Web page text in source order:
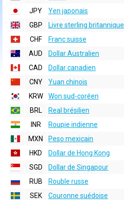
JPY
Yen japonais
GBP
Livre sterling britannique
CHF
Franc suisse
AUD
Dollar Australien
CAD
Dollar canadien
CNY
Yuan chinois
KRW
Won sud-coréen
BRL
Real brésilien
INR
Roupie indienne
MXN
Peso mexicain
HKD
Dollar de Hong Kong
SGD
Dollar de Singapour
RUB
Rouble russe
SEK
Couronne suédoise